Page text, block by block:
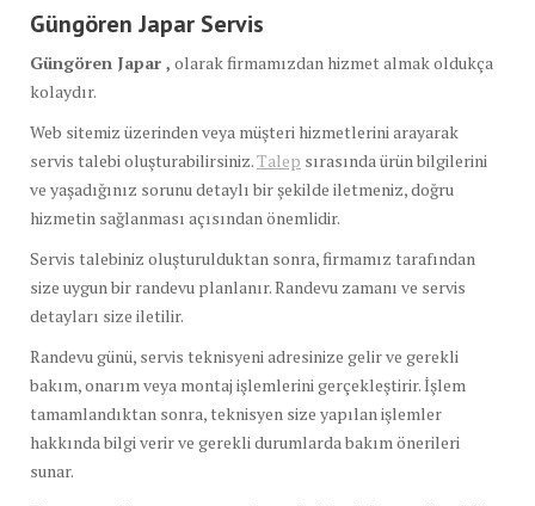
Güngören Japar Servis
Güngören Japar , olarak firmamızdan hizmet almak oldukça
kolaydır.
Web sitemiz üzerinden veya müşteri hizmetlerini arayarak
servis talebi oluşturabilirsiniz.Talep sırasında ürün bilgilerini
ve yaşadığınız sorunu detaylı bir şekilde iletmeniz, doğru
hizmetin sağlanması açısından önemlidir.
Servis talebiniz oluşturulduktan sonra, firmamız tarafından
size uygun bir randevu planlanır. Randevu zamanı ve servis
detayları size iletilir.
Randevu günü, servis teknisyeni adresinize gelir ve gerekli
bakım, onarım veya montaj işlemlerini gerçekleştirir. İşlem
tamamlandıktan sonra, teknisyen size yapılan işlemler
hakkında bilgi verir ve gerekli durumlarda bakım önerileri
sunar.